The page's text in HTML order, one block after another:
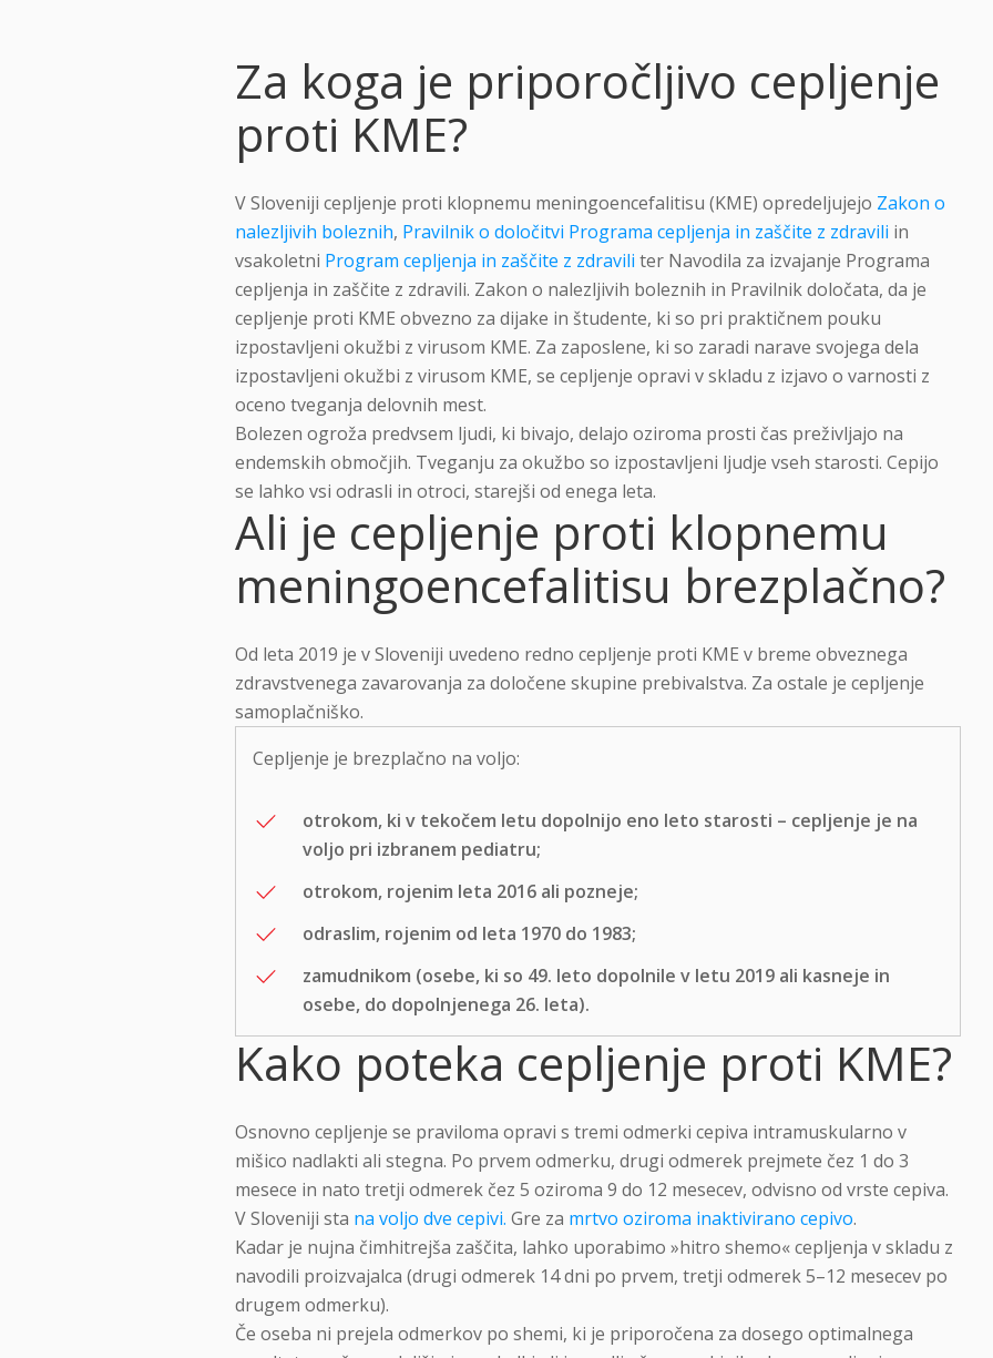
Za koga je priporočljivo cepljenje
proti KME?
V Sloveniji cepljenje proti klopnemu meningoencefalitisu (KME) opredeljujejo Zakon o
nalezljivih boleznih, Pravilnik o določitvi Programa cepljenja in zaščite z zdravili in
vsakoletni Program cepljenja in zaščite z zdravili ter Navodila za izvajanje Programa
cepljenja in zaščite z zdravili. Zakon o nalezljivih boleznih in Pravilnik določata, da je
cepljenje proti KME obvezno za dijake in študente, ki so pri praktičnem pouku
izpostavljeni okužbi z virusom KME. Za zaposlene, ki so zaradi narave svojega dela
izpostavljeni okužbi z virusom KME, se cepljenje opravi v skladu z izjavo o varnosti z
oceno tveganja delovnih mest.
Bolezen ogroža predvsem ljudi, ki bivajo, delajo oziroma prosti čas preživljajo na
endemskih območjih. Tveganju za okužbo so izpostavljeni ljudje vseh starosti. Cepijo
se lahko vsi odrasli in otroci, starejši od enega leta.
Ali je cepljenje proti klopnemu
meningoencefalitisu brezplačno?
Od leta 2019 je v Sloveniji uvedeno redno cepljenje proti KME v breme obveznega
zdravstvenega zavarovanja za določene skupine prebivalstva. Za ostale je cepljenje
samoplačniško.
Cepljenje je brezplačno na voljo:
otrokom, ki v tekočem letu dopolnijo eno leto starosti – cepljenje je na
voljo pri izbranem pediatru;
otrokom, rojenim leta 2016 ali pozneje;
odraslim, rojenim od leta 1970 do 1983;
zamudnikom (osebe, ki so 49. leto dopolnile v letu 2019 ali kasneje in
osebe, do dopolnjenega 26. leta).
Kako poteka cepljenje proti KME?
Osnovno cepljenje se praviloma opravi s tremi odmerki cepiva intramuskularno v
mišico nadlakti ali stegna. Po prvem odmerku, drugi odmerek prejmete čez 1 do 3
mesece in nato tretji odmerek čez 5 oziroma 9 do 12 mesecev, odvisno od vrste cepiva.
V Sloveniji sta na voljo dve cepivi. Gre za mrtvo oziroma inaktivirano cepivo.
Kadar je nujna čimhitrejša zaščita, lahko uporabimo »hitro shemo« cepljenja v skladu z
navodili proizvajalca (drugi odmerek 14 dni po prvem, tretji odmerek 5–12 mesecev po
drugem odmerku).
Če oseba ni prejela odmerkov po shemi, ki je priporočena za dosego optimalnega